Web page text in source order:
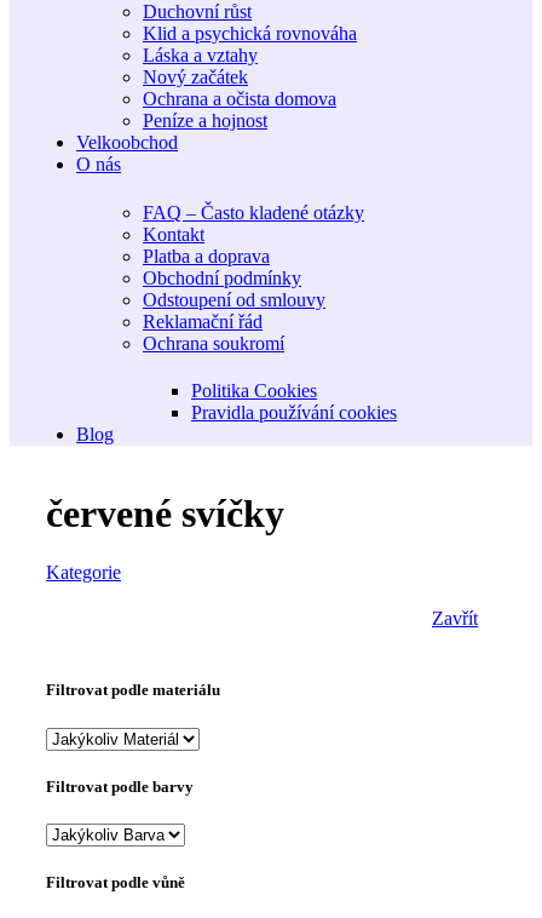
Duchovní růst
Klid a psychická rovnováha
Láska a vztahy
Nový začátek
Ochrana a očista domova
Peníze a hojnost
Velkoobchod
O nás
FAQ – Často kladené otázky
Kontakt
Platba a doprava
Obchodní podmínky
Odstoupení od smlouvy
Reklamační řád
Ochrana soukromí
Politika Cookies
Pravidla používání cookies
Blog
červené svíčky
Kategorie
Zavřít
Filtrovat podle materiálu
Filtrovat podle barvy
Filtrovat podle vůně